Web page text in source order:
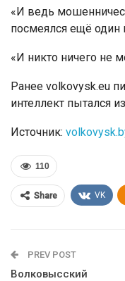
«И ведь
посмеялся ещё один
«И никто ничего не
Ранее volkovysk.eu
интеллект пытался
Источник:
110
Share VK
PREV POST
Волковысский